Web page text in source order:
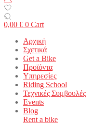
0,00 € 0 Cart
Αρχική
Σχετικά
Get a Bike
Προϊόντα
Υπηρεσίες
Riding School
Τεχνικές Συμβουλές
Events
Blog
Rent a bike